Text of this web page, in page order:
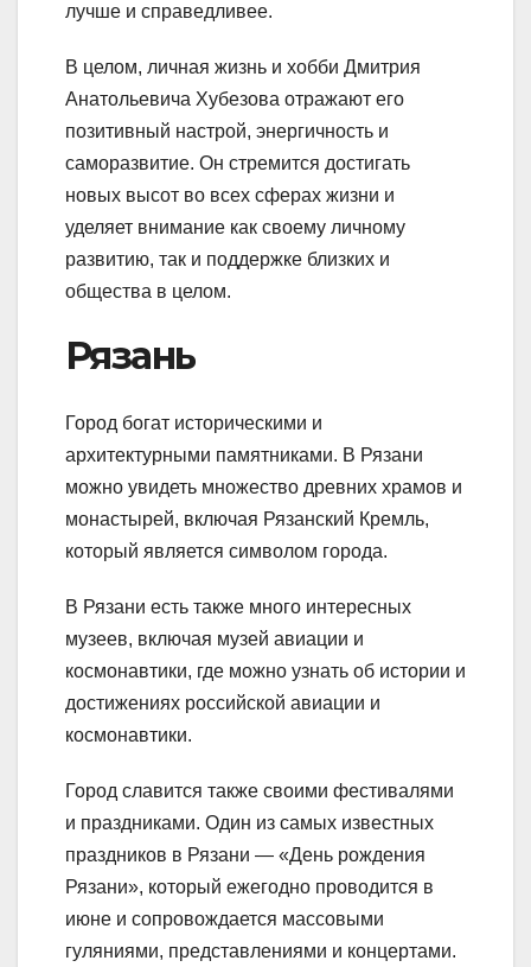
лучше и справедливее.
В целом, личная жизнь и хобби Дмитрия
Анатольевича Хубезова отражают его
позитивный настрой, энергичность и
саморазвитие. Он стремится достигать
новых высот во всех сферах жизни и
уделяет внимание как своему личному
развитию, так и поддержке близких и
общества в целом.
Рязань
Город богат историческими и
архитектурными памятниками. В Рязани
можно увидеть множество древних храмов и
монастырей, включая Рязанский Кремль,
который является символом города.
В Рязани есть также много интересных
музеев, включая музей авиации и
космонавтики, где можно узнать об истории и
достижениях российской авиации и
космонавтики.
Город славится также своими фестивалями
и праздниками. Один из самых известных
праздников в Рязани — «День рождения
Рязани», который ежегодно проводится в
июне и сопровождается массовыми
гуляниями, представлениями и концертами.